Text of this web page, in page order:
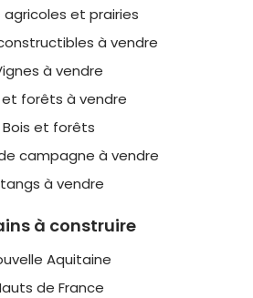
agricoles et prairies
à vendre
à vendre
et forêts à vendre
Bois et forêts
campagne à vendre
à vendre
à construire
Aquitaine
de France